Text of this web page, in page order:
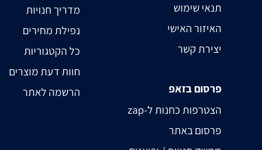
תנאי שימוש
האיזור האישי
יצירת קשר
פרסום בזאפ
zap-הצטרפות כחנות ל
פרסום באתר
מדריך חנויות
נפילת מחירים
כל הקטגוריות
חוות דעת מוצרים
הרשמה לאתר